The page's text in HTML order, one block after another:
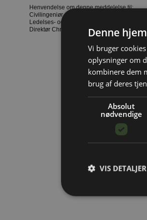
Henvendelse om denne meddelelse til:
Civilingeniør, Ph.D. Jan Karlshøj, Rambøll,
Ledelses- og IT-rådgiver Jesper Vaupel,
Direktør Christian Lerche,Denne
Vi bruger
oplysninger om
kombinere dem
brug af deres
Absolut
nødvendige
VIS DETALJER